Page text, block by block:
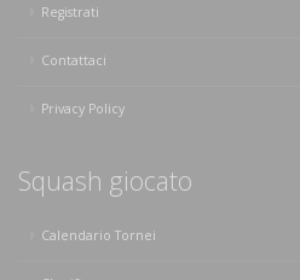
Registrati
Contattaci
Privacy Policy
Squash giocato
Calendario Tornei